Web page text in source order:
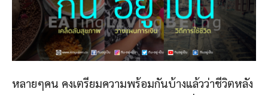
หลายๆคน คงเตรียมความพร้อมกันบ้างแล้วว่าชีวิตหลัง